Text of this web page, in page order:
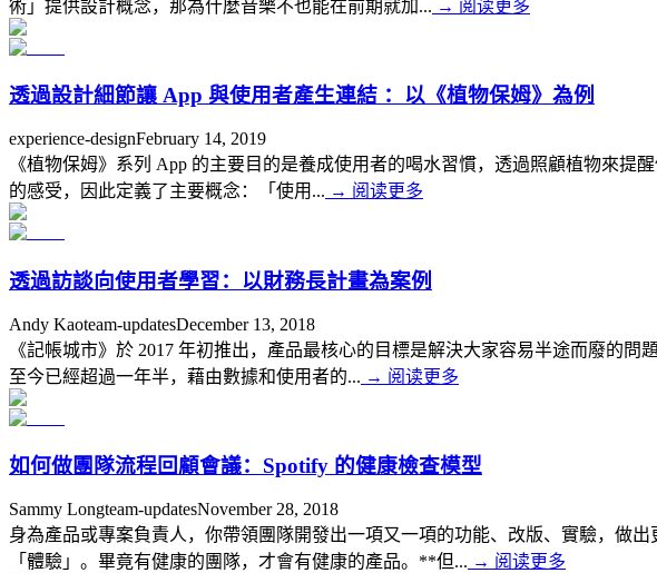
術」提供設計概念，那為什麼音樂不也能在前期就加... → 阅读更多
透過設計細節讓 App 與使用者產生連結 ：以《植物保姆》為例
experience-designFebruary 14, 2019
《植物保姆》系列 App 的主要目的是養成使用者的喝水習慣，透過照顧植物來
的感受，因此定義了主要概念：「使用... → 阅读更多
透過訪談向使用者學習：以財務長計畫為案例
Andy Kaoteam-updatesDecember 13, 2018
《記帳城市》於 2017 年初推出，產品最核心的目標是解決大家容易半途而廢的
至今已經超過一年半，藉由數據和使用者的... → 阅读更多
如何做團隊流程回顧會議：Spotify 的健康檢查模型
Sammy Longteam-updatesNovember 28, 2018
身為產品或專案負責人，你帶領團隊開發出一項又一項的功能、改版、實驗，做
「體驗」。畢竟有健康的團隊，才會有健康的產品。**但... → 阅读更多